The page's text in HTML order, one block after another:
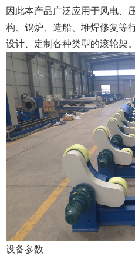
因此本产品广泛应用于风电、
构、锅炉、造船、堆焊修复等
设计、定制各种类型的滚轮架。
设备参数